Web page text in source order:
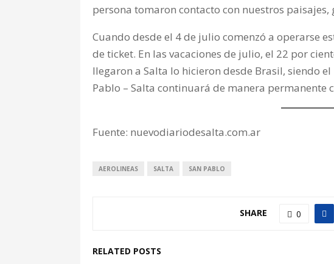
persona tomaron contacto con nuestros
Cuando desde el 4 de julio comenzó a operarse
de ticket. En las vacaciones de julio, el 22 por
llegaron a Salta lo hicieron desde Brasil, siendo
Pablo – Salta continuará de manera permanente
Fuente: nuevodiariodesalta.com.ar
AEROLINEAS SALTA SAN PABLO
SHARE 0
RELATED POSTS